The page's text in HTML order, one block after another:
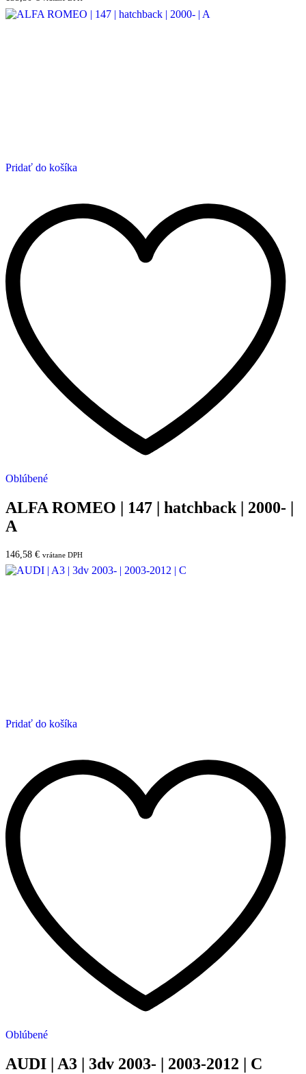
Pridať do košíka
Oblúbené
ALFA ROMEO | 147 | hatchback | 2000- |
A
146,58 € vrátane DPH
Pridať do košíka
Oblúbené
AUDI | A3 | 3dv 2003- | 2003-2012 | C